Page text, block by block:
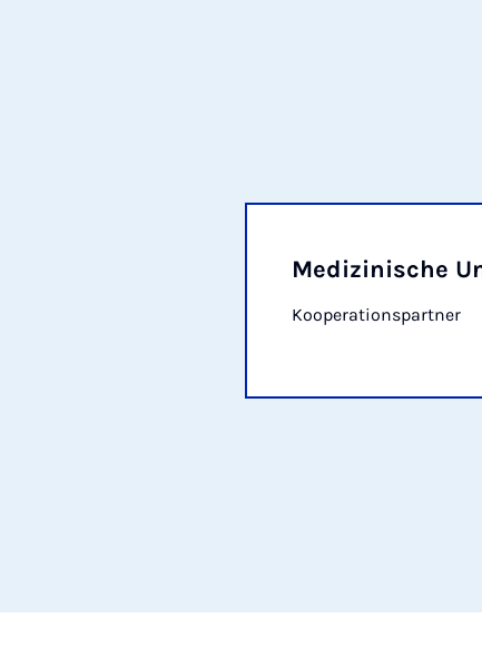
Medizinische
Kooperationspartner